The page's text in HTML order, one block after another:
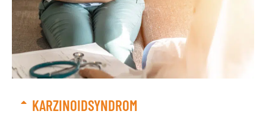
KARZINOIDSYNDROM